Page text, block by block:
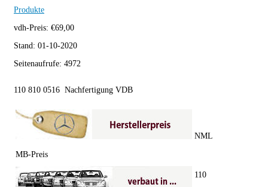
Produkte
vdh-Preis: €69,00
Stand: 01-10-2020
Seitenaufrufe: 4972
110 810 0516 Nachfertigung VDB
MB-Preis
NML
110